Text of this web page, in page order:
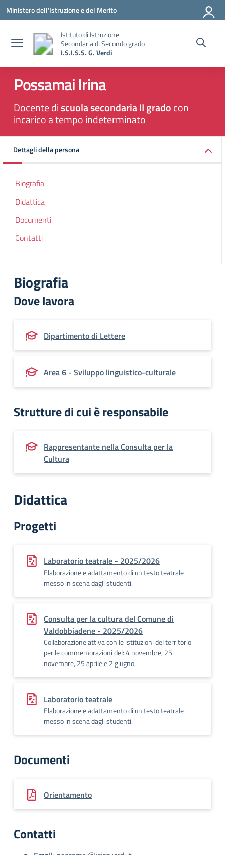
Vai ai contenuti
Vai al menu di navigazione
Vai al footer
Ministero dell'Istruzione e del Merito
Istituto di Istruzione
Secondaria di Secondo grado
I.S.I.S.S. G. Verdi
Possamai Irina
Docente discuola secondaria II gradocon
incarico a tempo indeterminato
Dettagli della persona
Biografia
Didattica
Documenti
Contatti
Biografia
Dove lavora
Dipartimento di Lettere
Area 6 - Sviluppo linguistico-culturale
Strutture di cui è responsabile
Rappresentante nella Consulta per la
Cultura
Didattica
Progetti
Laboratorio teatrale - 2025/2026
Elaborazione e adattamento di un testo teatrale
messo in scena dagli studenti.
Consulta per la cultura del Comune di
Valdobbiadene - 2025/2026
Collaborazione attiva con le istituzioni del territorio
per le commemorazioni del: 4 novembre, 25
novembre, 25 aprile e 2 giugno.
Laboratorio teatrale
Elaborazione e adattamento di un testo teatrale
messo in scena dagli studenti.
Documenti
Orientamento
Contatti